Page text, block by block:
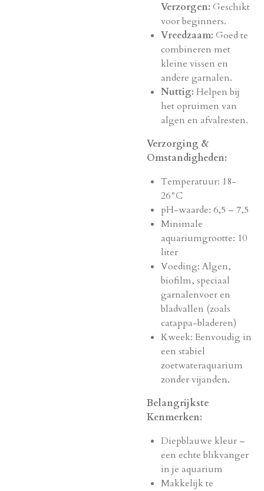
Verzorgen: Geschikt
voor beginners.
Vreedzaam: Goed te
combineren met
kleine vissen en
andere garnalen.
Nuttig: Helpen bij
het opruimen van
algen en afvalresten.
Verzorging &
Omstandigheden:
Temperatuur: 18-
26°C
pH-waarde: 6,5 – 7,5
Minimale
aquariumgrootte: 10
liter
Voeding: Algen,
biofilm, speciaal
garnalenvoer en
bladvallen (zoals
catappa-bladeren)
Kweek: Eenvoudig in
een stabiel
zoetwateraquarium
zonder vijanden.
Belangrijkste
Kenmerken:
Diepblauwe kleur –
een echte blikvanger
in je aquarium
Makkelijk te